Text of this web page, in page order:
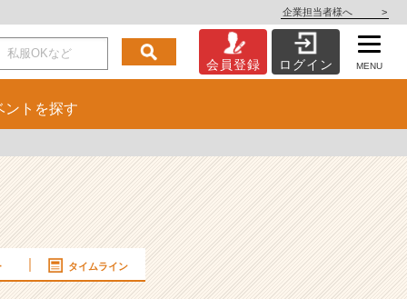
企業担当者様へ >
会員登録 ログイン MENU
ント を探す
タイムライン